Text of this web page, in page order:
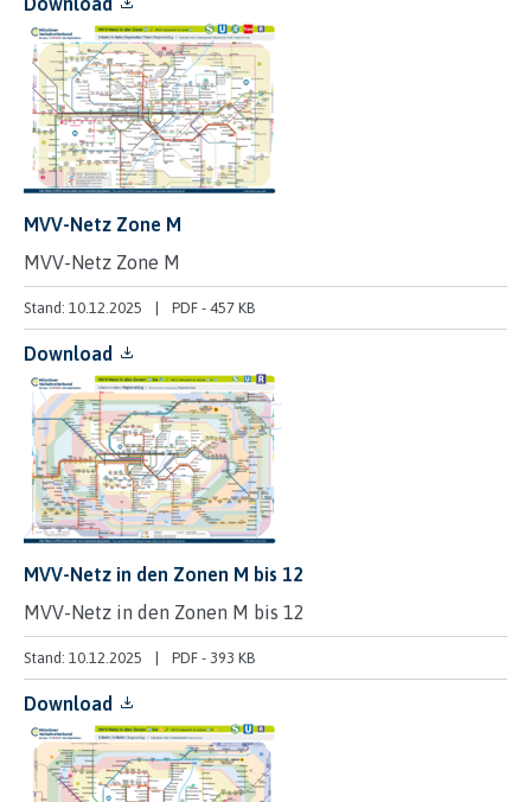
MVV-Netz Zone M
MVV-Netz Zone M
Stand: 10.12.2025 PDF - 457 KB
Download
MVV-Netz in den Zonen M bis 12
MVV-Netz in den Zonen M bis 12
Stand: 10.12.2025 PDF - 393 KB
Download